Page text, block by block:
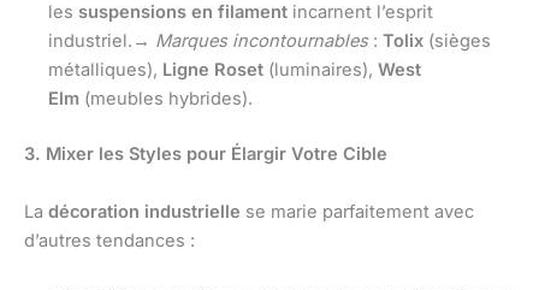
les suspensions en filament incarnent l’esprit
industriel.→ Marques incontournables: Tolix (sièges
métalliques), Ligne Roset (luminaires), West
Elm (meubles hybrides).
3. Mixer les Styles pour Élargir Votre Cible
La décoration industrielle se marie parfaitement avec
d’autres tendances :